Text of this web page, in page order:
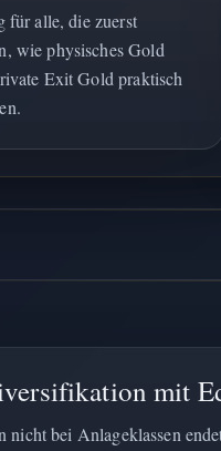
für alle, die zuerst
wie physisches Gold
Exit Gold praktisch
mit
bei Anlageklassen